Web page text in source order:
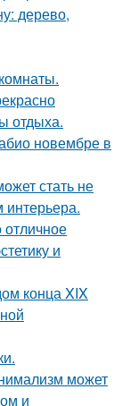
дерево,
отдыха.
новембре в
стать не
интерьера.
и
конца XIX
может
и